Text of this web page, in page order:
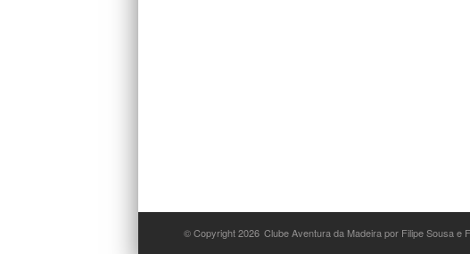
© Copyright 2026 Clube Aventura da Madeira por Filipe Sousa